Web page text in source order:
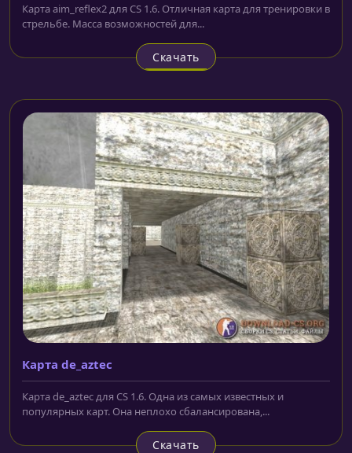
Карта aim_reflex2 для CS 1.6. Отличная карта для тренировки в
стрельбе. Масса возможностей для...
Скачать
Карта de_aztec
Карта de_aztec для CS 1.6. Одна из самых известных и
популярных карт. Она неплохо сбалансирована,...
Скачать